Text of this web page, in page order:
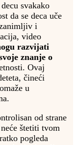
svakako
da se deca uče
i
video
razvijati
znanje o
Ovaj
čineći
u
od strane
štetiti tvom
pogleda